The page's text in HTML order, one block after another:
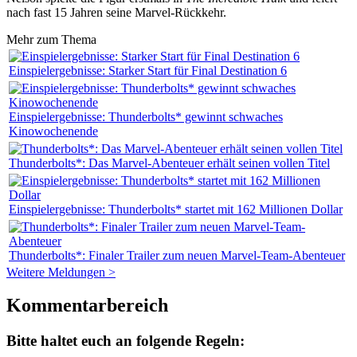
nach fast 15 Jahren seine Marvel-Rückkehr.
Mehr zum Thema
Einspielergebnisse: Starker Start für Final Destination 6
Einspielergebnisse: Thunderbolts* gewinnt schwaches
Kinowochenende
Thunderbolts*: Das Marvel-Abenteuer erhält seinen vollen Titel
Einspielergebnisse: Thunderbolts* startet mit 162 Millionen Dollar
Thunderbolts*: Finaler Trailer zum neuen Marvel-Team-Abenteuer
Weitere Meldungen >
Kommentarbereich
Bitte haltet euch an folgende Regeln: